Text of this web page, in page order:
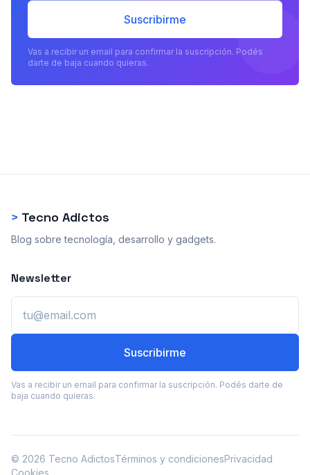
Suscribirme
Vas a recibir un email para confirmar la suscripción. Podés
darte de baja cuando quieras.
> Tecno Adictos
Blog sobre tecnología, desarrollo y gadgets.
Newsletter
Suscribirme
Vas a recibir un email para confirmar la suscripción. Podés darte de
baja cuando quieras.
© 2026 Tecno AdictosTérminos y condicionesPrivacidad
Cookies